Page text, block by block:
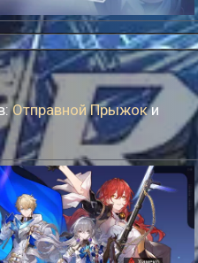
фиксация
Отправной Прыжоки